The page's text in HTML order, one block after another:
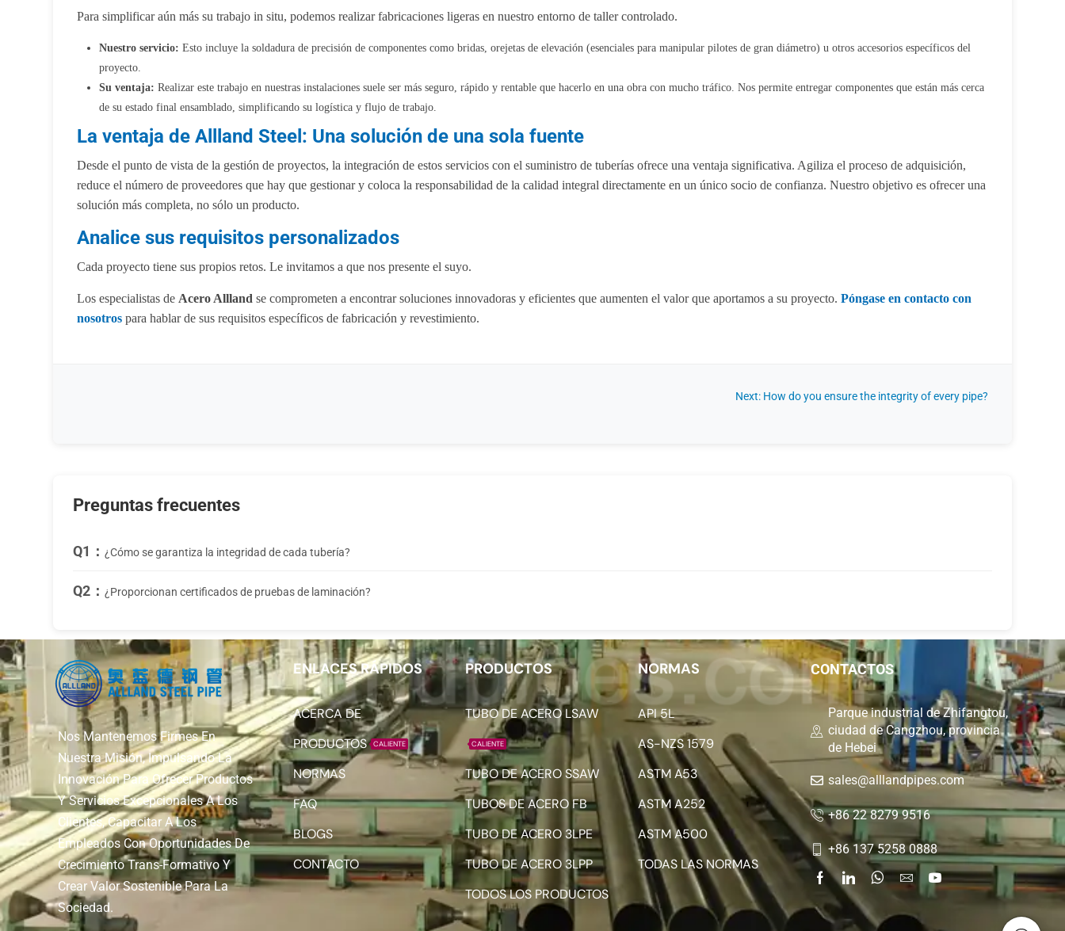
Para simplificar aún más su trabajo in situ, podemos realizar fabricaciones ligeras en nuestro entorno de taller controlado.
Nuestro servicio: Esto incluye la soldadura de precisión de componentes como bridas, orejetas de elevación (esenciales para manipular pilotes de gran diámetro) u otros accesorios específicos del
proyecto.
Su ventaja: Realizar este trabajo en nuestras instalaciones suele ser más seguro, rápido y rentable que hacerlo en una obra con mucho tráfico. Nos permite entregar componentes que están más cerca
de su estado final ensamblado, simplificando su logística y flujo de trabajo.
La ventaja de Allland Steel: Una solución de una sola fuente
Desde el punto de vista de la gestión de proyectos, la integración de estos servicios con el suministro de tuberías ofrece una ventaja significativa. Agiliza el proceso de adquisición,
reduce el número de proveedores que hay que gestionar y coloca la responsabilidad de la calidad integral directamente en un único socio de confianza. Nuestro objetivo es ofrecer una
solución más completa, no sólo un producto.
Analice sus requisitos personalizados
Cada proyecto tiene sus propios retos. Le invitamos a que nos presente el suyo.
Los especialistas de Acero Allland se comprometen a encontrar soluciones innovadoras y eficientes que aumenten el valor que aportamos a su proyecto. Póngase en contacto con
nosotros para hablar de sus requisitos específicos de fabricación y revestimiento.
Next: How do you ensure the integrity of every pipe?
Preguntas frecuentes
Q1：¿Cómo se garantiza la integridad de cada tubería?
Q2：¿Proporcionan certificados de pruebas de laminación?
Nos Mantenemos Firmes En
Nuestra Misión, Impulsando La
Innovación Para Ofrecer Productos
Y Servicios Excepcionales A Los
Clientes, Capacitar A Los
Empleados Con Oportunidades De
Crecimiento Trans-Formativo Y
Crear Valor Sostenible Para La
Sociedad.
ENLACES RÁPIDOS
ACERCA DE
PRODUCTOS
CALIENTE
NORMAS
FAQ
BLOGS
CONTACTO
PRODUCTOS
TUBO DE ACERO LSAW
CALIENTE
TUBO DE ACERO SSAW
TUBOS DE ACERO FB
TUBO DE ACERO 3LPE
TUBO DE ACERO 3LPP
TODOS LOS PRODUCTOS
NORMAS
API 5L
AS-NZS 1579
ASTM A53
ASTM A252
ASTM A500
TODAS LAS NORMAS
CONTACTOS
Parque industrial de Zhifangtou,
ciudad de Cangzhou, provincia
de Hebei
sales@alllandpipes.com
+86 22 8279 9516
+86 137 5258 0888